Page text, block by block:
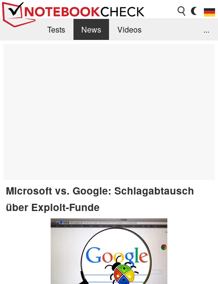
Tests News
Videos
...
Microsoft vs. Google: Schlagabtausch
über Exploit-Funde